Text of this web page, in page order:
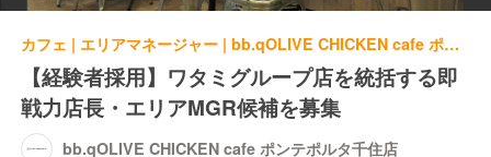
カフェ | エリアマネージャー | bb.qOLIVE CHICKEN cafe ポンテポルタ千住店
【経験者採用】ワタミグループ店を統括する即
戦力店長・エリアMGR候補を募集
bb.qOLIVE CHICKEN cafe ポンテポルタ千住店